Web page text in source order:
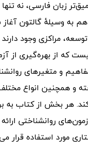
زبان فارسی، نه
به وسیلهٔ گالتون
مراکزی وجود
که از بهره‌گیری از
و متغیرهای
و همچنین انواع
هر بخش از کتاب به
روانشناختی
مورد استفاده قرار